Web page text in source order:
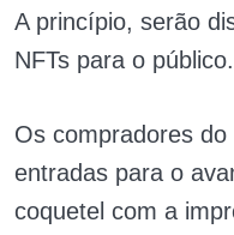
A princípio, serão
NFTs para o público.
Os compradores
entradas para o
coquetel com a